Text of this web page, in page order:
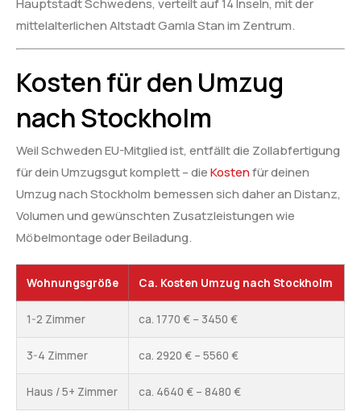
Hauptstadt Schwedens, verteilt auf 14 Inseln, mit der
mittelalterlichen Altstadt Gamla Stan im Zentrum.
Kosten für den Umzug
nach Stockholm
Weil Schweden EU-Mitglied ist, entfällt die Zollabfertigung
für dein Umzugsgut komplett – dieKostenfür deinen
Umzug nach Stockholm bemessen sich daher an Distanz,
Volumen und gewünschten Zusatzleistungen wie
Möbelmontage oder Beiladung.
Wohnungsgröße Ca. Kosten Umzug nach Stockholm
1-2 Zimmer ca. 1770 € – 3450 €
3-4 Zimmer ca. 2920 € – 5560 €
Haus / 5+ Zimmer ca. 4640 € – 8480 €